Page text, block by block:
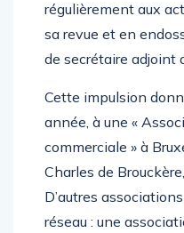
régulièrement aux
sa revue et en
de secrétaire adjoint
Cette impulsion
année, à une «
commerciale » à
Charles de
D’autres
réseau : une